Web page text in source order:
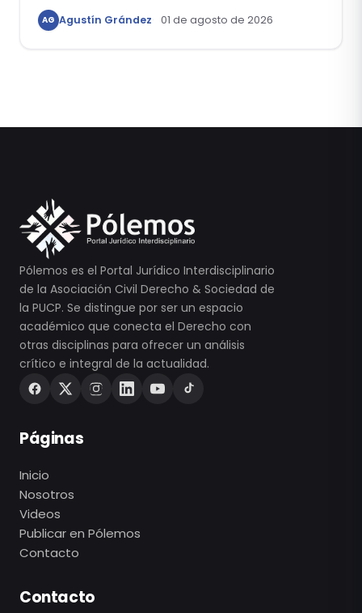
AG Agustín Grández 01 de agosto de 2026
Pólemos es el Portal Jurídico Interdisciplinario
de la Asociación Civil Derecho & Sociedad de
la PUCP. Se distingue por ser un espacio
académico que conecta el Derecho con
otras disciplinas para ofrecer un análisis
crítico e integral de la actualidad.
Páginas
Inicio
Nosotros
Videos
Publicar en Pólemos
Contacto
Contacto